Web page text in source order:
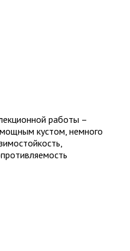
работы –
кустом, немного